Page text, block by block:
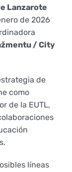
Lanzarote
de 2026
/ City
de
como
de la EUTL,
líneas